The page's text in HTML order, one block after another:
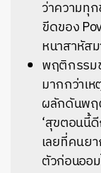
ว่าความทุ
ขีดของ
หนาสาหัส
พฤติกรรม
มากกว่าเ
ผลักดันพฤ
‘สุขตอนนี้
เลยที่คนย
ตัวก่อนออ